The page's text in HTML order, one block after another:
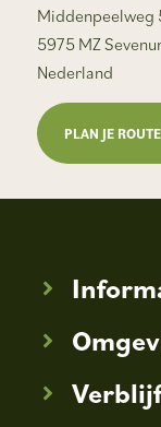
Middenpeelweg
5975 MZ
Nederland
PLAN JE ROUTE